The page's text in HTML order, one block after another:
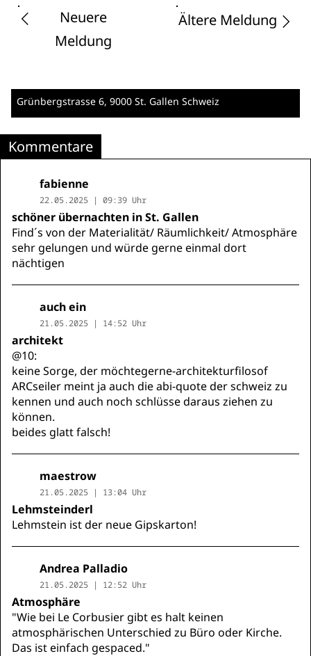
Neuere
Meldung
Ältere Meldung
Grünbergstrasse 6, 9000 St. Gallen Schweiz
Kommentare
fabienne
22.05.2025 | 09:39 Uhr
schöner übernachten in St. Gallen
Find´s von der Materialität/ Räumlichkeit/ Atmosphäre
sehr gelungen und würde gerne einmal dort
nächtigen
auch ein
21.05.2025 | 14:52 Uhr
architekt
@10:
keine Sorge, der möchtegerne-architekturfilosof
ARCseiler meint ja auch die abi-quote der schweiz zu
kennen und auch noch schlüsse daraus ziehen zu
können.
beides glatt falsch!
maestrow
21.05.2025 | 13:04 Uhr
Lehmsteinderl
Lehmstein ist der neue Gipskarton!
Andrea Palladio
21.05.2025 | 12:52 Uhr
Atmosphäre
"Wie bei Le Corbusier gibt es halt keinen
atmosphärischen Unterschied zu Büro oder Kirche.
Das ist einfach gespaced."